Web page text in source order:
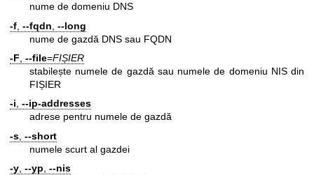
nume de domeniu DNS
-f --fqdn --long
nume de gazdă DNS sau FQDN
-F --file=FIȘIER
stabilește numele de gazdă sau numele de domeniu NIS din
FIȘIER
-i, --ip-addresses
adrese pentru numele de gazdă
-s --short
numele scurt al gazdei
-y, --yp, --nis